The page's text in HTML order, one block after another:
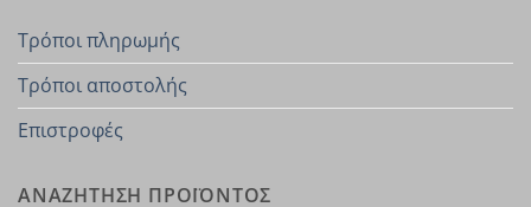
Τρόποι πληρωμής
Τρόποι αποστολής
Επιστροφές
ΑΝΑΖΗΤΗΣΗ ΠΡΟΪΟΝΤΟΣ